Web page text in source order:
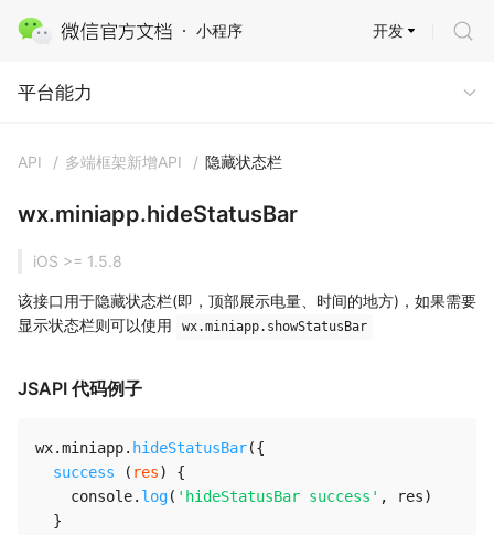
小程序
平台能力 · 多端能力
开发
平台能力
API / 多端框架新增API / 隐藏状态栏
wx.miniapp.hideStatusBar
iOS >= 1.5.8
该接口用于隐藏状态栏(即，顶部展示电量、时间的地方)，如果需要
显示状态栏则可以使用
wx.miniapp.showStatusBar
JSAPI 代码例子
wx.miniapp. hideStatusBar({
success
( res)
{
    console
. log( 'hideStatusBar success' , res)
}